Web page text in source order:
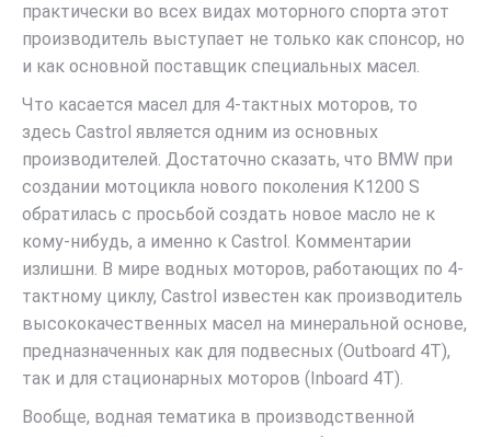
практически во всех видах моторного спорта этот
производитель выступает не только как спонсор, но
и как основной поставщик специальных масел.
Что касается масел для 4-тактных моторов, то
здесь Castrol является одним из основных
производителей. Достаточно сказать, что BMW при
создании мотоцикла нового поколения К1200 S
обратилась с просьбой создать новое масло не к
кому-нибудь, а именно к Castrol. Комментарии
излишни. В мире водных моторов, работающих по 4-
тактному циклу, Castrol известен как производитель
высококачественных масел на минеральной основе,
предназначенных как для подвесных (Outboard 4Т),
так и для стационарных моторов (Inboard 4Т).
Вообще, водная тематика в производственной